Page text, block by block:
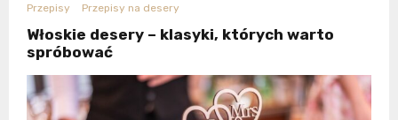
Przepisy Przepisy na desery
Włoskie desery – klasyki, których warto
spróbować